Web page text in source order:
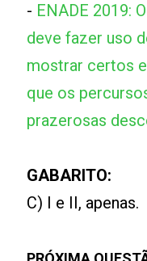
- ENADE 2019:
deve fazer uso
mostrar certos
que os
prazerosas
GABARITO:
C) I e II, apenas.